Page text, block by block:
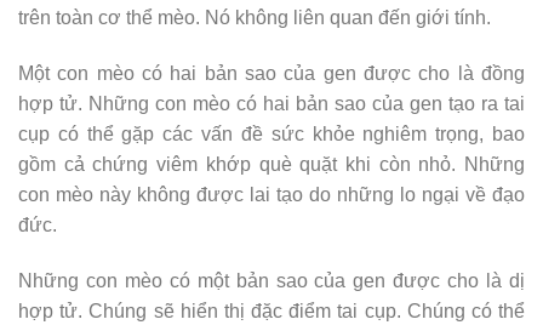
trên toàn cơ thể mèo. Nó không liên quan đến giới tính.
Một con mèo có hai bản sao của gen được cho là đồng
hợp tử. Những con mèo có hai bản sao của gen tạo ra tai
cụp có thể gặp các vấn đề sức khỏe nghiêm trọng, bao
gồm cả chứng viêm khớp què quặt khi còn nhỏ. Những
con mèo này không được lai tạo do những lo ngại về đạo
đức.
Những con mèo có một bản sao của gen được cho là dị
hợp tử. Chúng sẽ hiển thị đặc điểm tai cụp. Chúng có thể